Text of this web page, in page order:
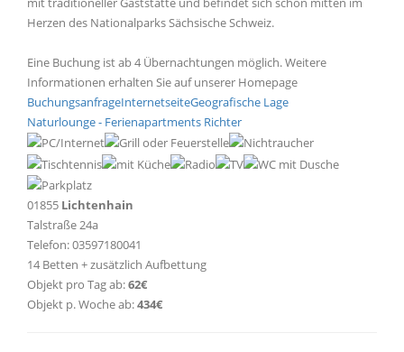
Herzen des Nationalparks Sächsische Schweiz.
Eine Buchung ist ab 4 Übernachtungen möglich. Weitere
Informationen erhalten Sie auf unserer Homepage
BuchungsanfrageInternetseiteGeografische Lage
Naturlounge - Ferienapartments Richter
01855 Lichtenhain
Talstraße 24a
Telefon: 03597180041
14 Betten + zusätzlich Aufbettung
Objekt pro Tag ab:62€
Objekt p. Woche ab:434€